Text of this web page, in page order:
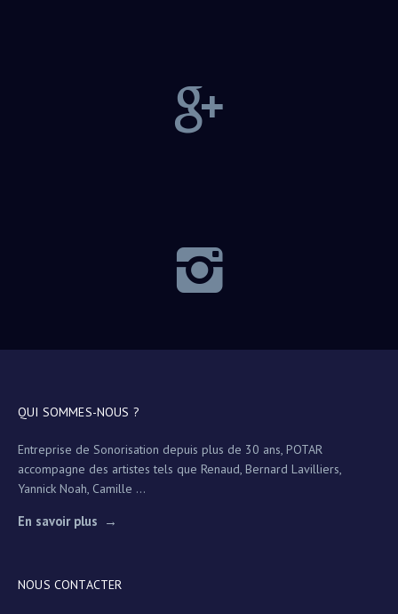
QUI SOMMES-NOUS ?
Entreprise de Sonorisation depuis plus de 30 ans, POTAR
accompagne des artistes tels que Renaud, Bernard Lavilliers,
Yannick Noah, Camille ...
En savoir plus
NOUS CONTACTER